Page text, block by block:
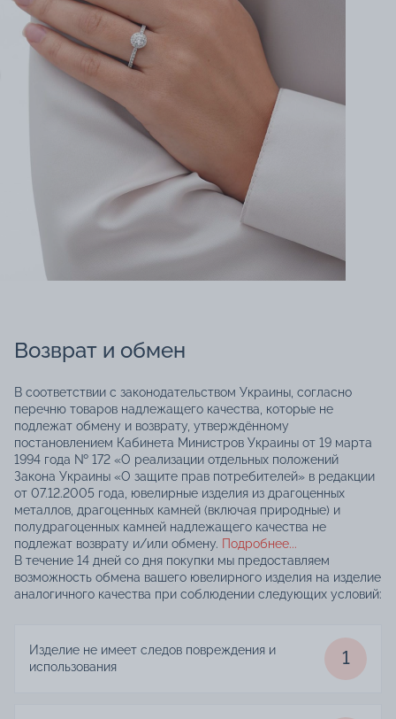
Возврат и обмен
В соответствии с законодательством Украины, согласно
перечню товаров надлежащего качества, которые не
подлежат обмену и возврату, утверждённому
постановлением Кабинета Министров Украины от 19 марта
1994 года № 172 «О реализации отдельных положений
Закона Украины «О защите прав потребителей» в редакции
от 07.12.2005 года, ювелирные изделия из драгоценных
металлов, драгоценных камней (включая природные) и
полудрагоценных камней надлежащего качества не
подлежат возврату и/или обмену. Подробнее...
В течение 14 дней со дня покупки мы предоставляем
возможность обмена вашего ювелирного изделия на изделие
аналогичного качества при соблюдении следующих условий:
Изделие не имеет следов повреждения и
использования
1